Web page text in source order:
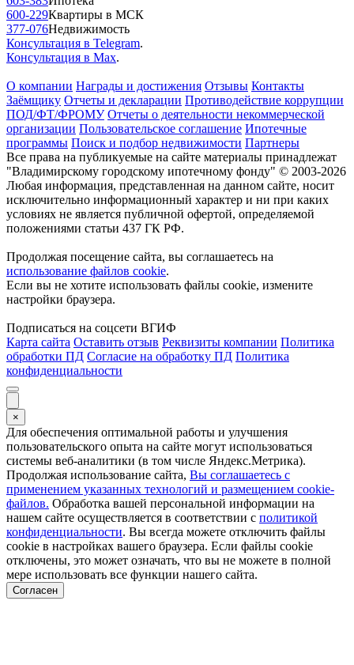
600-229Квартиры в МСК
377-076Недвижимость
Консультация в Telegram.
Консультация в Max.
О компании Награды и достижения Отзывы Контакты
Заёмщику Отчеты и декларации Противодействие коррупции
ПОД/ФТ/ФРОМУ Отчеты о деятельности некоммерческой
организации Пользовательское соглашение Ипотечные
программы Поиск и подбор недвижимости Партнеры
Все права на публикуемые на сайте материалы принадлежат
"Владимирскому городскому ипотечному фонду" © 2003-2026
Любая информация, представленная на данном сайте, носит
исключительно информационный характер и ни при каких
условиях не является публичной офертой, определяемой
положениями статьи 437 ГК РФ.
Продолжая посещение сайта, вы соглашаетесь на
использование файлов cookie.
Если вы не хотите использовать файлы cookie, измените
настройки браузера.
Подписаться на соцсети ВГИФ
Карта сайта Оставить отзыв Реквизиты компании Политика
обработки ПД Согласие на обработку ПД Политика
конфиденциальности
×
Для обеспечения оптимальной работы и улучшения
пользовательского опыта на сайте могут использоваться
системы веб-аналитики (в том числе Яндекс.Метрика).
Продолжая использование сайта, Вы соглашаетесь с
применением указанных технологий и размещением cookie-
файлов. Обработка вашей персональной информации на
нашем сайте осуществляется в соответствии с политикой
конфиденциальности. Вы всегда можете отключить файлы
cookie в настройках вашего браузера. Если файлы cookie
отключены, это может означать, что вы не можете в полной
мере использовать все функции нашего сайта.
Согласен